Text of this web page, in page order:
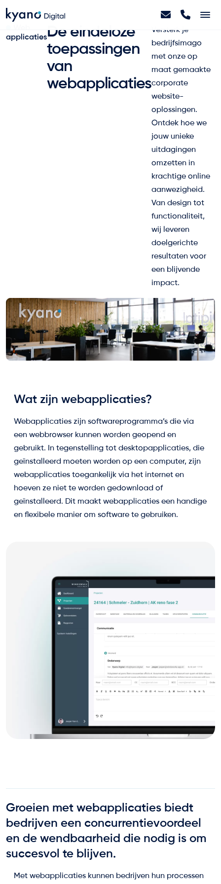
Home
Projecten
applicatiesDe eindeloze
toepassingen
van
webapplicaties
Versterk je
bedrijfsimago
met onze op
maat gemaakte
corporate
website-
oplossingen.
Ontdek hoe we
jouw unieke
uitdagingen
omzetten in
krachtige online
aanwezigheid.
Van design tot
functionaliteit,
wij leveren
doelgerichte
resultaten voor
een blijvende
impact.
Wat zijn webapplicaties?
Webapplicaties zijn softwareprogramma’s die via
een webbrowser kunnen worden geopend en
gebruikt. In tegenstelling tot desktopapplicaties, die
geïnstalleerd moeten worden op een computer, zijn
webapplicaties toegankelijk via het internet en
hoeven ze niet te worden gedownload of
geïnstalleerd. Dit maakt webapplicaties een handige
en flexibele manier om software te gebruiken.
Groeien met webapplicaties biedt
bedrijven een concurrentievoordeel
en de wendbaarheid die nodig is om
succesvol te blijven.
Met webapplicaties kunnen bedrijven hun processen